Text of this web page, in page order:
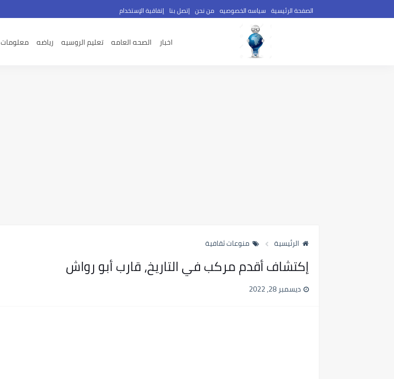
الصفحة الرئيسية سياسه الخصوصيه من نحن إتصل بنا إتفاقية الإستخدام
اخبار الصحه العامه تعليم الروسيه رياضه معلومات
الرئيسية منوعات ثقافية
إكتشاف أقدم مركب في التاريخ، قارب أبو رواش
ديسمبر 28, 2022